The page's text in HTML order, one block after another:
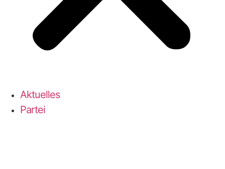
Aktu­el­les
Par­tei